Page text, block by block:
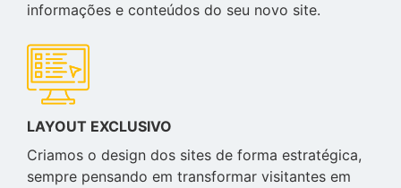
informações e conteúdos do seu novo site.
LAYOUT EXCLUSIVO
Criamos o design dos sites de forma estratégica,
sempre pensando em transformar visitantes em